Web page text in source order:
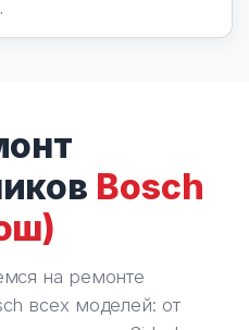
Bosch
на ремонте
всех моделей: от